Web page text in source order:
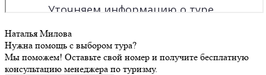
Наталья Милова
Нужна помощь с выбором тура?
Мы поможем! Оставьте свой номер и получите бесплатную
консультацию менеджера по туризму.